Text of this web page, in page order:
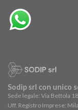
Sodip srl con unico
Sede legale: Via Bettola
Uff. Registro Imprese: